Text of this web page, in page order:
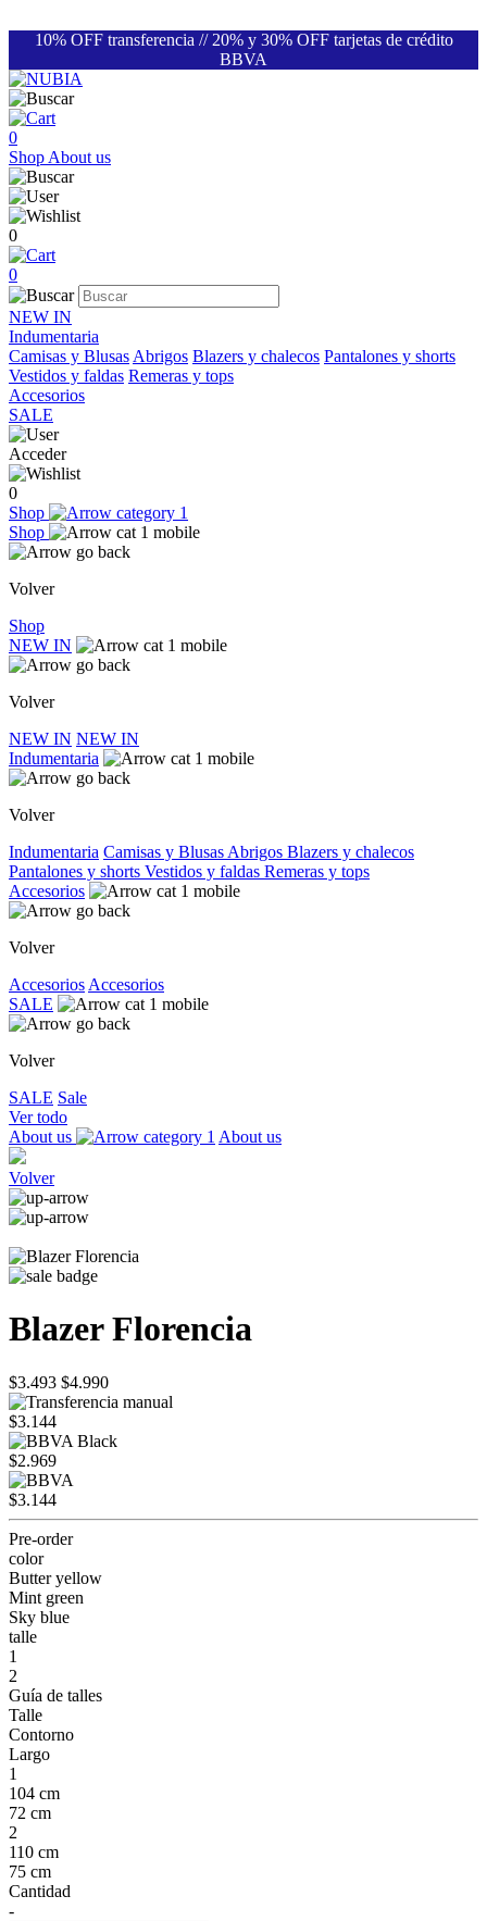
10% OFF transferencia // 20% y 30% OFF tarjetas de crédito
BBVA
0
Shop About us
0
0
NEW IN
Indumentaria
Camisas y Blusas Abrigos Blazers y chalecos Pantalones y shorts
Vestidos y faldas Remeras y tops
Accesorios
SALE
Acceder
0
Shop
Shop
Volver
Shop
NEW IN
Volver
NEW IN NEW IN
Indumentaria
Volver
Indumentaria Camisas y Blusas Abrigos Blazers y chalecos
Pantalones y shorts Vestidos y faldas Remeras y tops
Accesorios
Volver
Accesorios Accesorios
SALE
Volver
SALE Sale
Ver todo
About us
About us
Volver
Blazer Florencia
$3.493 $4.990
$3.144
$2.969
$3.144
Pre-order
color
Butter yellow
Mint green
Sky blue
talle
1
2
Guía de talles
Talle
Contorno
Largo
1
104 cm
72 cm
2
110 cm
75 cm
Cantidad
-